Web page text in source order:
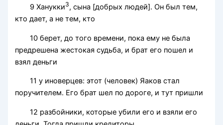
9 Ханукки3, сына [добрых людей]. Он был тем,
кто дает, а не тем, кто
10 берет, до того времени, пока ему не была
предрешена жестокая судьба, и брат его пошел и
взял деньги
11 у иноверцев: этот (человек) Яаков стал
поручителем. Его брат шел по дороге, и тут пришли
12 разбойники, которые убили его и взяли его